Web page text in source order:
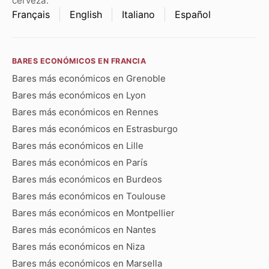
Français English Italiano Español
BARES ECONÓMICOS EN FRANCIA
Bares más económicos en Grenoble
Bares más económicos en Lyon
Bares más económicos en Rennes
Bares más económicos en Estrasburgo
Bares más económicos en Lille
Bares más económicos en París
Bares más económicos en Burdeos
Bares más económicos en Toulouse
Bares más económicos en Montpellier
Bares más económicos en Nantes
Bares más económicos en Niza
Bares más económicos en Marsella